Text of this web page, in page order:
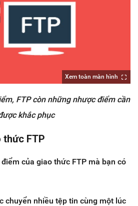
Xem toàn màn hình
FTP còn những nhược điểm cần
khắc phục
thức FTP
của giao thức FTP mà bạn có
chuyển nhiều tệp tin cùng một lúc